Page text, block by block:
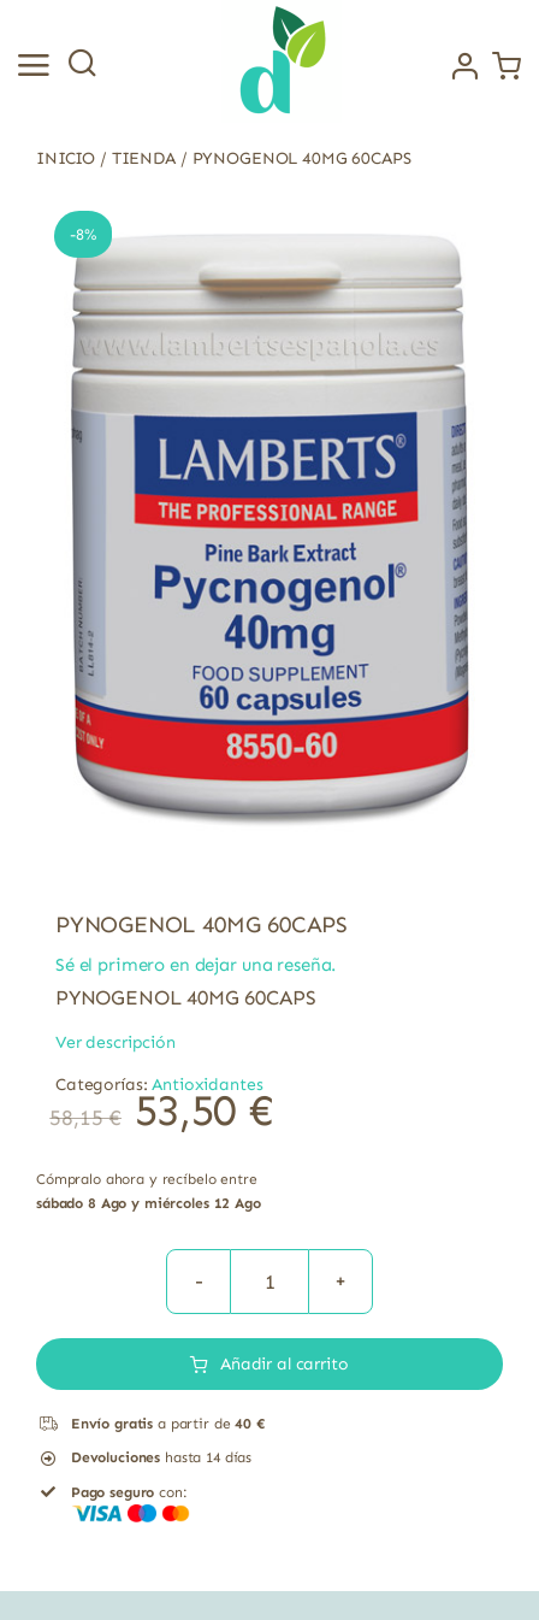
contenido
INICIO / TIENDA/ PYNOGENOL 40MG 60CAPS
-8%
PYNOGENOL 40MG 60CAPS
Sé el primero en dejar una reseña.
PYNOGENOL 40MG 60CAPS
Ver descripción
Categorías:Antioxidantes
58,15€ 53,50 €
Cómpralo ahora y recíbelo entre
sábado 8 Ago y miércoles 12 Ago
PYNOGENOL
60CAPS
Añadir al carrito
Envío gratis a partir de40 €
Devoluciones hasta 14 días
Pago seguro con: